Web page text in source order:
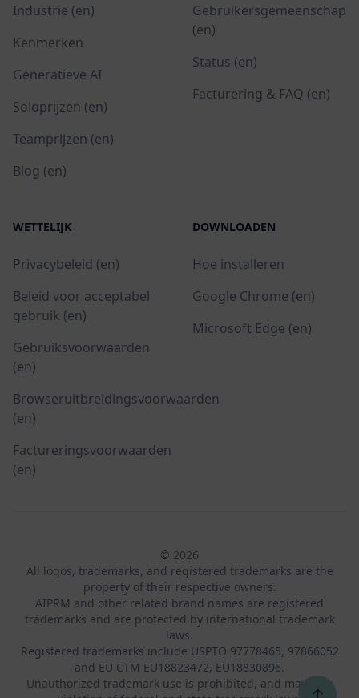
Industrie (en)
Kenmerken
Generatieve AI
Soloprijzen (en)
Teamprijzen (en)
Blog (en)
Gebruikersgemeenschap
(en)
Status (en)
Facturering & FAQ (en)
WETTELIJK
Privacybeleid (en)
Beleid voor acceptabel
gebruik (en)
Gebruiksvoorwaarden
(en)
Browseruitbreidingsvoorwaarden
(en)
Factureringsvoorwaarden
(en)
DOWNLOADEN
Hoe installeren
Google Chrome (en)
Microsoft Edge (en)
© 2026
All logos, trademarks, and registered trademarks are the
property of their respective owners.
AIPRM and other related brand names are registered
trademarks and are protected by international trademark
laws.
Registered trademarks include USPTO 97778465, 97866052
and EU CTM EU18823472, EU18830896.
Unauthorized trademark use is prohibited, and may be a